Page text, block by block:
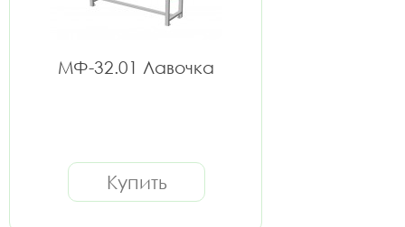
МФ-32.01 Лавочка
Купить